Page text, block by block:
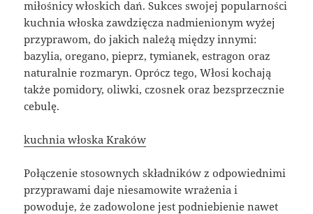
miłośnicy włoskich dań. Sukces swojej popularności
kuchnia włoska zawdzięcza nadmienionym wyżej
przyprawom, do jakich należą między innymi:
bazylia, oregano, pieprz, tymianek, estragon oraz
naturalnie rozmaryn. Oprócz tego, Włosi kochają
także pomidory, oliwki, czosnek oraz bezsprzecznie
cebulę.
kuchnia włoska Kraków
Połączenie stosownych składników z odpowiednimi
przyprawami daje niesamowite wrażenia i
powoduje, że zadowolone jest podniebienie nawet